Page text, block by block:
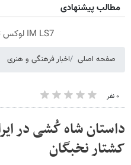
مطالب پیشنهادی
IM LS7 لوکس ترین شاسی بلند برقی ایران
صفحه اصلی اخبار فرهنگی و هنری
۰ نفر
داستان شاه کُشی در
کشتار نخبگان